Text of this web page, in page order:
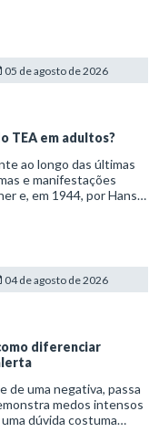
05 de agosto de 2026
TEA em adultos?
e manifestações
e, em 1944, por Hans
04 de agosto de 2026
diferenciar
de uma negativa, passa
medos intensos
dúvida costuma